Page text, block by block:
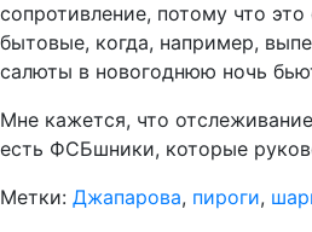
сопротивление, потому что
бытовые, когда, например,
салюты в новогоднюю ночь
Мне кажется, что
есть ФСБшники, которые
Метки: Джапарова, пироги,